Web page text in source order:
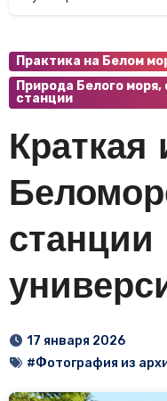
Практика на Белом
Природа Белого
станции
Краткая
станции
17 января 2026
#Фотография из